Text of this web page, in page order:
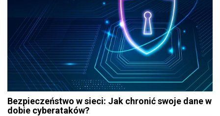
Bezpieczeństwo w sieci: Jak chronić swoje dane w
dobie cyberataków?